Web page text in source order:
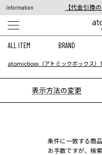
Information
【代金引換
税込11,000円
ALL ITEM BRAND
atomicboxx（アトミックボックス）
表示方法の変更
条件に一致する商
お手数ですが、検